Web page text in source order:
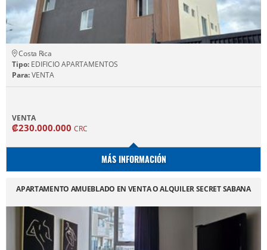
Costa Rica
Tipo: EDIFICIO APARTAMENTOS
Para:VENTA
VENTA
₡230.000.000 CRC
MÁS INFORMACIÓN
APARTAMENTO AMUEBLADO EN VENTA O ALQUILER SECRET SABANA